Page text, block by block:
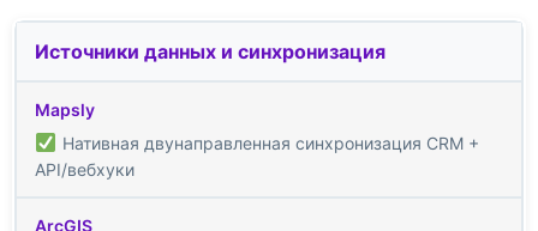
Источники данных и синхронизация
Нативная двунаправленная синхронизация CRM +
API/вебхуки